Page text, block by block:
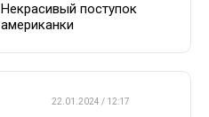
Некрасивый поступок
американки
22.01.2024 / 12:17